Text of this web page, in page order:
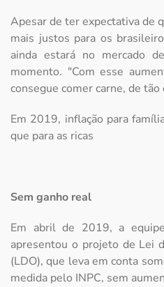
Apesar de ter expectativa de
mais justos para os
ainda estará no mercado
momento. "Com esse
consegue comer carne, de
Em 2019, inflação para
que para as ricas
Sem ganho real
Em abril de 2019, a
apresentou o projeto de Lei
(LDO), que leva em conta
medida pelo INPC, sem